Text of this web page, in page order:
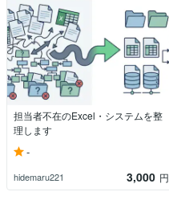
担当者不在のExcel・システムを整
理します
-
hidemaru221 3,000 円